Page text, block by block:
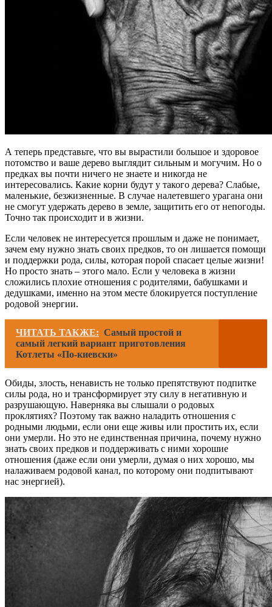
А теперь представьте, что вы вырастили большое и здоровое
потомство и ваше дерево выглядит сильным и могучим. Но о
предках вы почти ничего не знаете и никогда не
интересовались. Какие корни будут у такого дерева? Слабые,
маленькие, безжизненные. В случае налетевшего урагана они
не смогут удержать дерево в земле, защитить его от непогоды.
Точно так происходит и в жизни.
Если человек не интересуется прошлым и даже не понимает,
зачем ему нужно знать своих предков, то он лишается помощи
и поддержки рода, силы, которая порой спасает целые жизни!
Но просто знать – этого мало. Если у человека в жизни
сложились плохие отношения с родителями, бабушками и
дедушками, именно на этом месте блокируется поступление
родовой энергии.
ЧИТАТЬ ТАКЖЕ: Самый простой и
самый легкий вариант приготовления
Котлеты «По-киевски»
Обиды, злость, ненависть не только препятствуют подпитке
силы рода, но и трансформирует эту силу в негативную и
разрушающую. Наверняка вы слышали о родовых
проклятиях? Поэтому так важно наладить отношения с
родными людьми, если они еще живы или простить их, если
они умерли. Но это не единственная причина, почему нужно
знать своих предков и поддерживать с ними хорошие
отношения (даже если они умерли, думая о них хорошо, мы
налаживаем родовой канал, по которому они подпитывают
нас энергией).